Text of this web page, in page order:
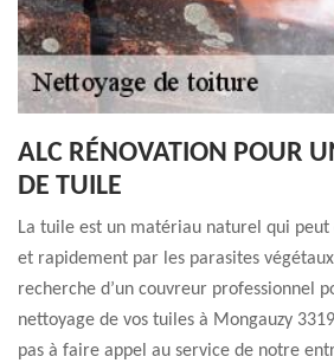
ALC RÉNOVATION POUR
DE TUILE
La tuile est un matériau naturel qui
et rapidement par les parasites
recherche d’un couvreur professionnel
nettoyage de vos tuiles à Mongauzy
pas à faire appel au service de notre